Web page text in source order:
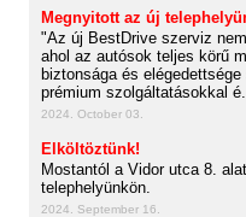
Megnyitott az új
"Az új BestDrive szerviz
ahol az autósok teljes körű
biztonsága és
prémium szolgáltatásokkal
2024. October 03.
Elköltöztünk!
Mostantól a Vidor utca 8.
telephelyünkön.
2024. September 16.